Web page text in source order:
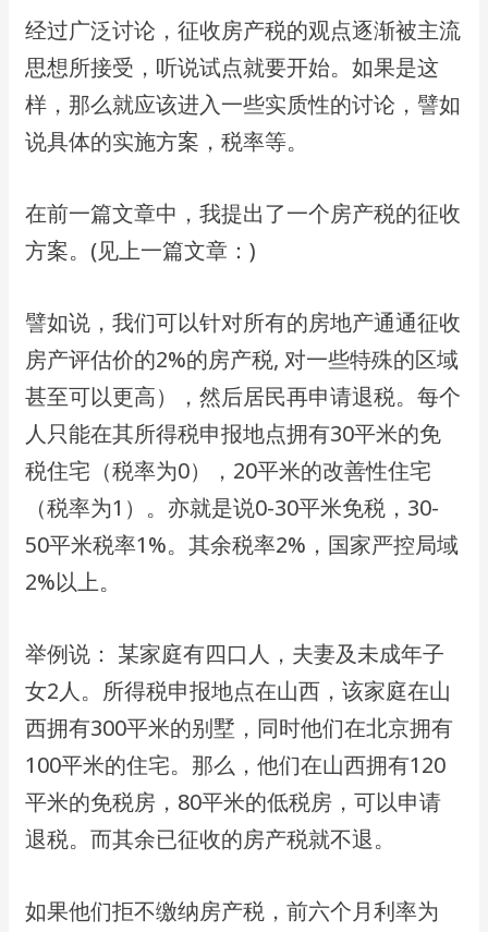
经过⼴泛讨论，征收房产税的观点逐渐被主流
思想所接受，听说试点就要开始。如果是这
样，那么就应该进⼊⼀些实质性的讨论，譬如
说具体的实施⽅案，税率等。
在前⼀篇⽂章中，我提出了⼀个房产税的征收
⽅案。(⻅上⼀篇⽂章：)
譬如说，我们可以针对所有的房地产通通征收
房产评估价的2%的房产税, 对⼀些特殊的区域
甚⾄可以更⾼），然后居⺠再申请退税。每个
⼈只能在其所得税申报地点拥有30平⽶的免
税住宅（税率为0），20平⽶的改善性住宅
（税率为1）。亦就是说0-30平⽶免税，30-
50平⽶税率1%。其余税率2%，国家严控局域
2%以上。
举例说： 某家庭有四⼝⼈，夫妻及未成年⼦
⼥2⼈。所得税申报地点在⼭⻄，该家庭在⼭
⻄拥有300平⽶的别墅，同时他们在北京拥有
100平⽶的住宅。那么，他们在⼭⻄拥有120
平⽶的免税房，80平⽶的低税房，可以申请
退税。⽽其余已征收的房产税就不退。
如果他们拒不缴纳房产税，前六个⽉利率为